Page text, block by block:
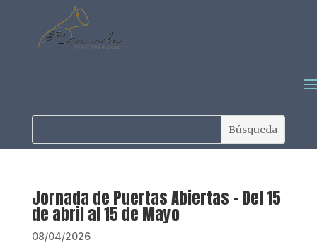
Jornada de Puertas Abiertas – Del 15
de abril al 15 de Mayo
08/04/2026